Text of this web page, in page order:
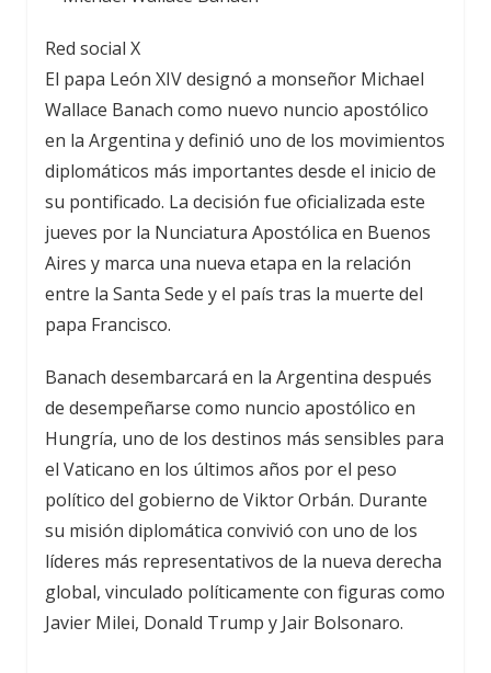
Red social X
El papa León XIV designó a monseñor Michael
Wallace Banach como nuevo nuncio apostólico
en la Argentina y definió uno de los movimientos
diplomáticos más importantes desde el inicio de
su pontificado. La decisión fue oficializada este
jueves por la Nunciatura Apostólica en Buenos
Aires y marca una nueva etapa en la relación
entre la Santa Sede y el país tras la muerte del
papa Francisco.
Banach desembarcará en la Argentina después
de desempeñarse como nuncio apostólico en
Hungría, uno de los destinos más sensibles para
el Vaticano en los últimos años por el peso
político del gobierno de Viktor Orbán. Durante
su misión diplomática convivió con uno de los
líderes más representativos de la nueva derecha
global, vinculado políticamente con figuras como
Javier Milei, Donald Trump y Jair Bolsonaro.